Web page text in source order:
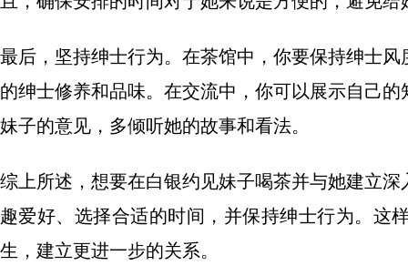
最后，坚持绅士行为。在茶馆中，你要保持绅士
的绅士修养和品味。在交流中，你可以展示自己
妹子的意见，多倾听她的故事和看法。
综上所述，想要在白银约见妹子喝茶并与她建立
趣爱好、选择合适的时间，并保持绅士行为。这
生，建立更进一步的关系。